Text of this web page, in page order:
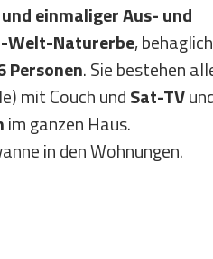
einmaliger Aus- und
Welt-Naturerbe, behaglich
Personen. Sie bestehen
mit Couch undSat-TV
im ganzen Haus.
in den Wohnungen.